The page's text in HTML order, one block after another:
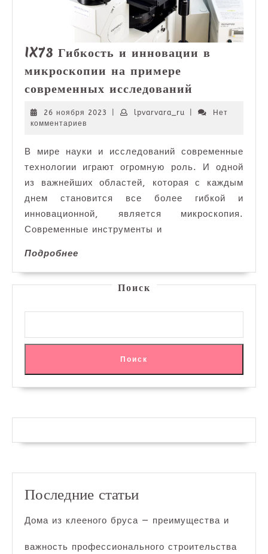
IX73 Гибкость и инновации в
микроскопии на примере
современных исследований
и
на
примере
26 ноября 2023 26
lpvarvara_ru lpvarvara_ru
Нет
комментариев
В мире науки и исследований современные
технологии играют огромную роль. И одной
из важнейших областей, которая с каждым
днем становится все более гибкой и
инновационной, является микроскопия.
Современные инструменты и
Подробнее
Поиск
Поиск
Последние статьи
Дома из клееного бруса — преимущества и
важность профессионального строительства